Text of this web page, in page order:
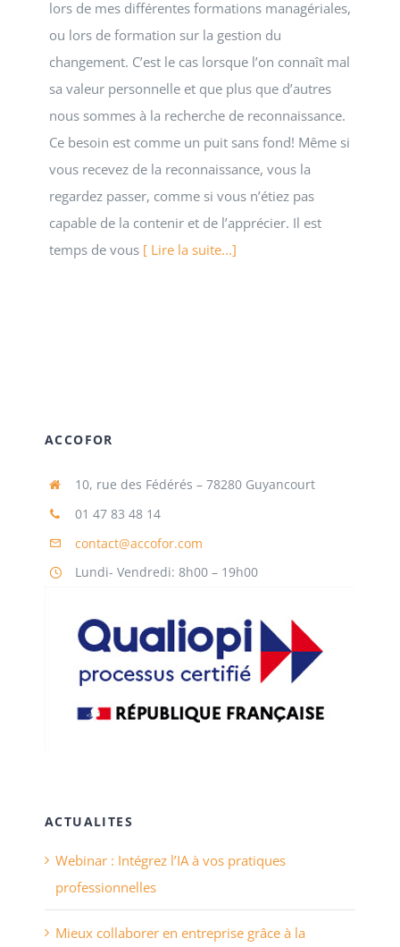
lors de mes différentes formations managériales,
ou lors de formation sur la gestion du
changement. C’est le cas lorsque l’on connaît mal
sa valeur personnelle et que plus que d’autres
nous sommes à la recherche de reconnaissance.
Ce besoin est comme un puit sans fond! Même si
vous recevez de la reconnaissance, vous la
regardez passer, comme si vous n’étiez pas
capable de la contenir et de l’apprécier. Il est
temps de vous [ Lire la suite...]
ACCOFOR
10, rue des Fédérés – 78280 Guyancourt
01 47 83 48 14
contact@accofor.com
Lundi- Vendredi: 8h00 – 19h00
ACTUALITES
Webinar : Intégrez l’IA à vos pratiques
professionnelles
Mieux collaborer en entreprise grâce à la